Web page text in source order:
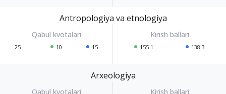
Antropologiya va etnologiya
25 10 15 155.1 138.3
Arxeologiya